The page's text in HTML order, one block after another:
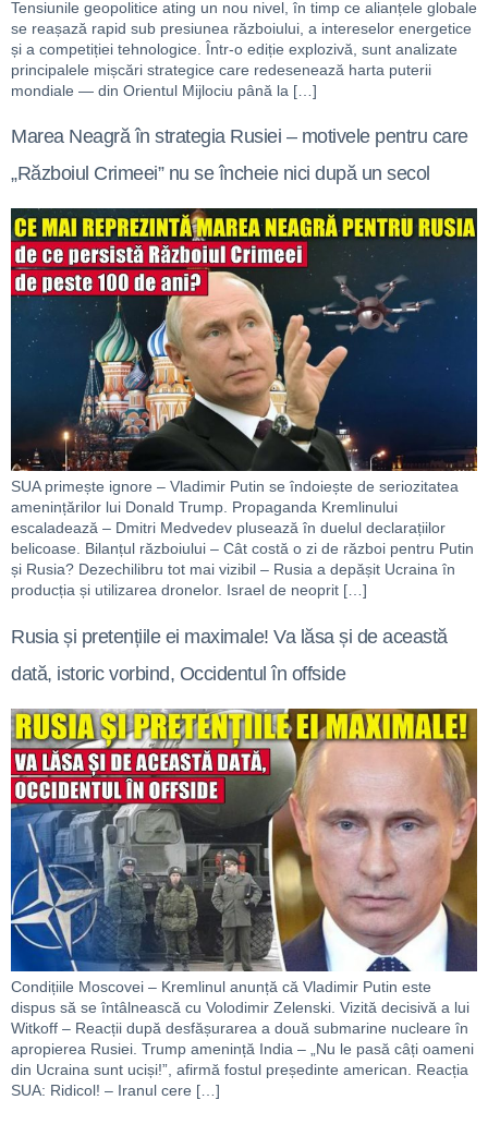
Tensiunile geopolitice ating un nou nivel, în timp ce alianțele globale
se reașază rapid sub presiunea războiului, a intereselor energetice
și a competiției tehnologice. Într-o ediție explozivă, sunt analizate
principalele mișcări strategice care redesenează harta puterii
mondiale — din Orientul Mijlociu până la […]
Marea Neagră în strategia Rusiei – motivele pentru care
„Războiul Crimeei” nu se încheie nici după un secol
SUA primește ignore – Vladimir Putin se îndoiește de seriozitatea
amenințărilor lui Donald Trump. Propaganda Kremlinului
escaladează – Dmitri Medvedev plusează în duelul declarațiilor
belicoase. Bilanțul războiului – Cât costă o zi de război pentru Putin
și Rusia? Dezechilibru tot mai vizibil – Rusia a depășit Ucraina în
producția și utilizarea dronelor. Israel de neoprit […]
Rusia și pretențiile ei maximale! Va lăsa și de această
dată, istoric vorbind, Occidentul în offside
Condițiile Moscovei – Kremlinul anunță că Vladimir Putin este
dispus să se întâlnească cu Volodimir Zelenski. Vizită decisivă a lui
Witkoff – Reacții după desfășurarea a două submarine nucleare în
apropierea Rusiei. Trump amenință India – „Nu le pasă câți oameni
din Ucraina sunt uciși!”, afirmă fostul președinte american. Reacția
SUA: Ridicol! – Iranul cere […]